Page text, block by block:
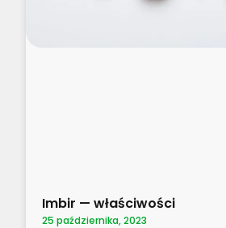
Imbir — właściwości
25 października, 2023